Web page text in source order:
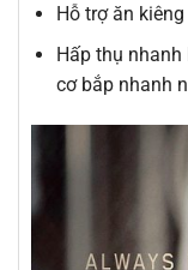
Hỗ trợ ăn
Hấp thụ
cơ bắp nhanh